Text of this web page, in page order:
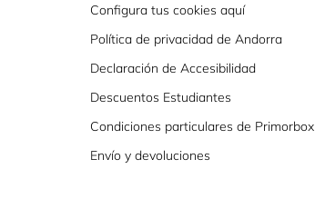
Configura tus cookies aquí
Política de privacidad de Andorra
Declaración de Accesibilidad
Descuentos Estudiantes
Condiciones particulares de Primorbox
Envío y devoluciones